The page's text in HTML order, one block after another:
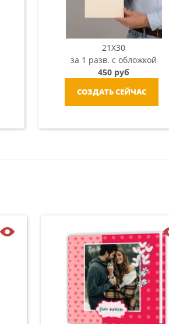
21X30
за 1 разв. с обложкой
450 руб
СОЗДАТЬ СЕЙЧАС